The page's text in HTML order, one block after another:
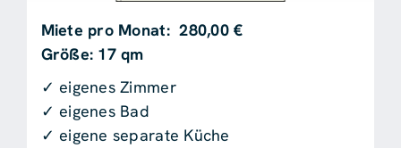
Miete pro Monat: 280,00 €
Größe: 17 qm
✓ eigenes Zimmer
✓ eigenes Bad
✓ eigene separate Küche